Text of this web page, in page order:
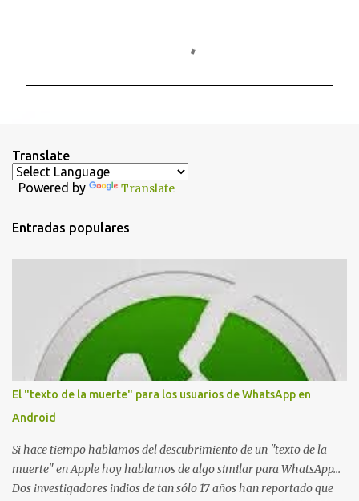
a
r
o
s
Translate
Powered by Translate
Entradas populares
El "texto de la muerte" para los usuarios de WhatsApp en
Android
Si hace tiempo hablamos del descubrimiento de un "texto de la
muerte" en Apple hoy hablamos de algo similar para WhatsApp...
Dos investigadores indios de tan sólo 17 años han reportado que